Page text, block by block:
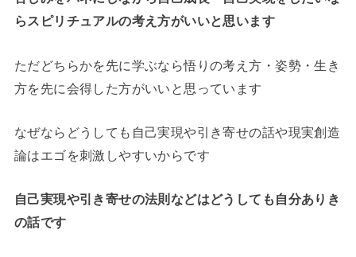
らスピリチュアルの考え方がいいと思います
ただどちらかを先に学ぶなら悟りの考え方・姿勢・生き
方を先に会得した方がいいと思っています
なぜならどうしても自己実現や引き寄せの話や現実創造
論はエゴを刺激しやすいからです
自己実現や引き寄せの法則などはどうしても自分ありき
の話です